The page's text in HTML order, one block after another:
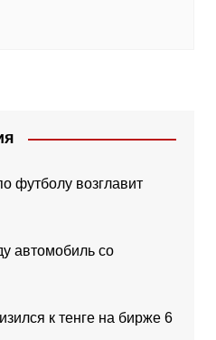
футболу возглавит
автомобиль со
к тенге на бирже 6